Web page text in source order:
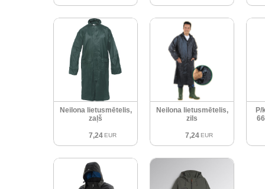
Neilona lietusmētelis,
zaļš
7,24 EUR
Neilona lietusmētelis,
zils
7,24 EUR
P/